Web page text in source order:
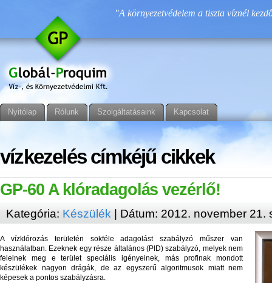
"A környezetvédelem a tiszta víznél
Nyitólap Rólunk Szolgáltatásaink Kapcsolat
vízkezelés címkéjű cikkek
GP-60 A klóradagolás vezérlő!
Kategória: Készülék | Dátum: 2012. november 21.
A vízklórozás területén sokféle adagolást szabályzó műszer van
használatban. Ezeknek egy része általános (PID) szabályzó, melyek nem
felelnek meg e terület speciális igényeinek, más profinak mondott
készülékek nagyon drágák, de az egyszerű algoritmusok miatt nem
képesek a pontos szabályzásra.